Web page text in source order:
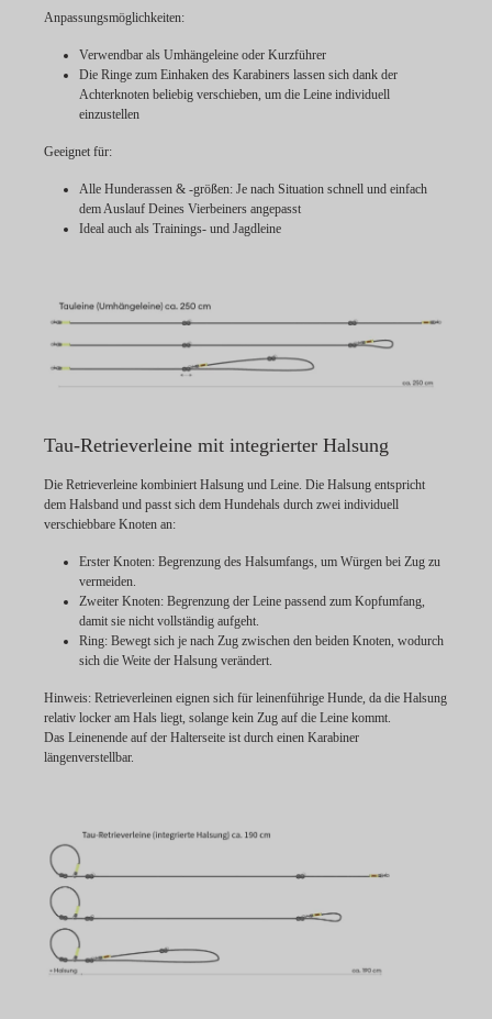
Anpassungsmöglichkeiten:
Verwendbar als Umhängeleine oder Kurzführer
Die Ringe zum Einhaken des Karabiners lassen sich dank der
Achterknoten beliebig verschieben, um die Leine individuell
einzustellen
Geeignet für:
Alle Hunderassen & -größen: Je nach Situation schnell und einfach
dem Auslauf Deines Vierbeiners angepasst
Ideal auch als Trainings- und Jagdleine
Tau-Retrieverleine mit integrierter Halsung
Die Retrieverleine kombiniert Halsung und Leine. Die Halsung entspricht
dem Halsband und passt sich dem Hundehals durch zwei individuell
verschiebbare Knoten an:
Erster Knoten: Begrenzung des Halsumfangs, um Würgen bei Zug zu
vermeiden.
Zweiter Knoten: Begrenzung der Leine passend zum Kopfumfang,
damit sie nicht vollständig aufgeht.
Ring: Bewegt sich je nach Zug zwischen den beiden Knoten, wodurch
sich die Weite der Halsung verändert.
Hinweis: Retrieverleinen eignen sich für leinenführige Hunde, da die Halsung
relativ locker am Hals liegt, solange kein Zug auf die Leine kommt.
Das Leinenende auf der Halterseite ist durch einen Karabiner
längenverstellbar.